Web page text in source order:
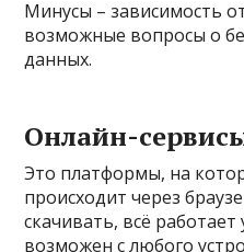
Минусы – зависимость
возможные вопросы о
данных.
Онлайн-
Это платформы, на
происходит через
скачивать, всё
возможен с любого